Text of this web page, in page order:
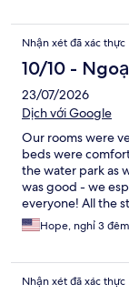
Nhận xét đã xác thực
10/10 -
23/07/2026
Dịch với Google
Our rooms were
beds were
the water park as
was good - we
everyone! All the
being close to the
again!
Hope, nghỉ 3 đêm
Nhận xét đã xác thực